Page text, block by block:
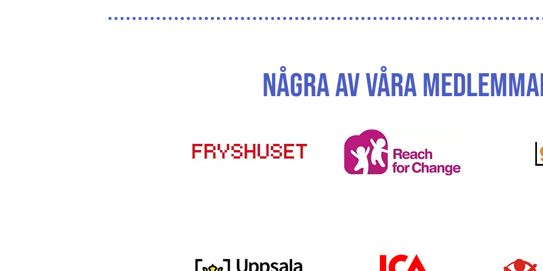
några av våra